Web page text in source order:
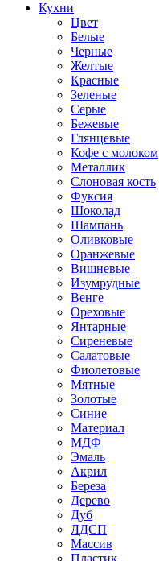
Кухни
Цвет
Белые
Черные
Желтые
Красные
Зеленые
Серые
Бежевые
Глянцевые
Кофе с молоком
Металлик
Слоновая кость
Фуксия
Шоколад
Шампань
Оливковые
Оранжевые
Вишневые
Изумрудные
Венге
Ореховые
Янтарные
Сиреневые
Салатовые
Фиолетовые
Мятные
Золотые
Синие
Материал
МДФ
Эмаль
Акрил
Береза
Дерево
Дуб
ЛДСП
Массив
Пластик